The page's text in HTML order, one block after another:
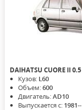
DAIHATSU CUORE II0.5
Кузов: L60
Объем:600
Двигатель:AD10
Выпускается с: 1981--